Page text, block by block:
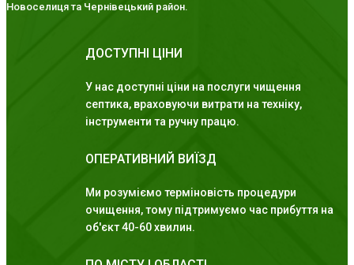
Новоселиця та Чернівецький район.
ДОСТУПНІ ЦІНИ
У нас доступні ціни на послуги чищення
септика, враховуючи витрати на техніку,
інструменти та ручну працю.
ОПЕРАТИВНИЙ ВИЇЗД
Ми розуміємо терміновість процедури
очищення, тому підтримуємо час прибуття на
об'єкт 40-60 хвилин.